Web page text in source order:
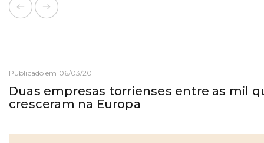
Publicado em 06/03/20
Duas empresas torrienses entre as mil
cresceram na Europa